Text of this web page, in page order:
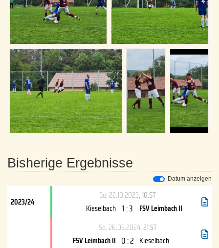
Bisherige Ergebnisse
Datum anzeigen
2023/24
So, 22.10.2023, 10.ST
Kieselbach 1 : 3 FSV Leimbach II
So, 26.05.2024, 21.ST
FSV Leimbach II 0 : 2 Kieselbach